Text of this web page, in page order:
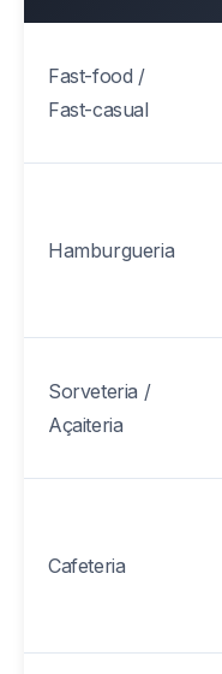
Fast-food /
Fast-casual
Hamburgueria
Sorveteria /
Açaiteria
Cafeteria